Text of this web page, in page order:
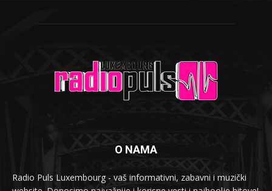
O NAMA
Radio Puls Luxembourg - vaš informativni, zabavni i muzički